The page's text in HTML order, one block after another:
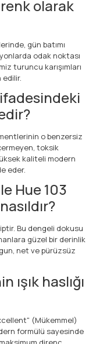
olarak
gün batımı
odak noktası
turuncu karışımları
edilir.
o benzersiz
toksik
kaliteli modern
eder.
Hue 103
Bu dengeli dokusu
güzel bir derinlik
net ve pürüzsüz
haslığı
(Mükemmel)
formülü sayesinde